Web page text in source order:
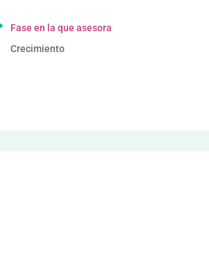
Fase en la que asesora
Crecimiento